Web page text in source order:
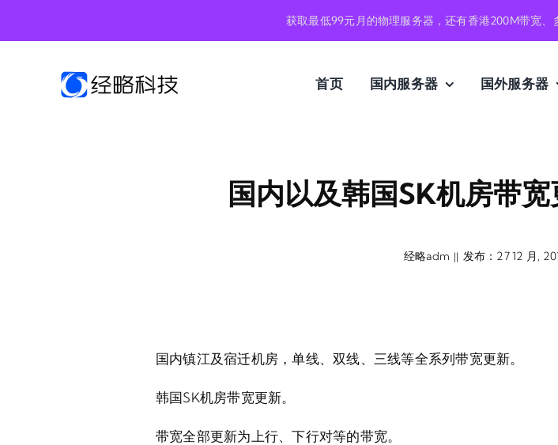
获取最低99元月的物理服务器，还有香港200M带宽、
首页 国内服务器 国外服务器
国内以及韩国SK机房带
经略adm || 发布：27 12 月,
国内镇江及宿迁机房，单线、双线、三线等全系列带宽更新。
韩国SK机房带宽更新。
带宽全部更新为 上行、下行对等的带宽。